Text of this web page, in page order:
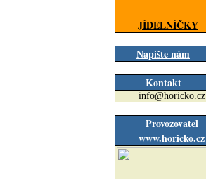
JÍDELNÍČKY
Napište nám
Kontakt
info@horicko.cz
Provozovatel
www.horicko.cz